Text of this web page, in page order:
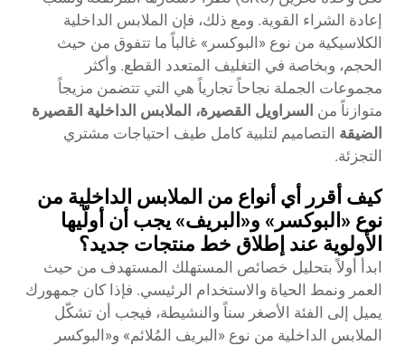
إعادة الشراء القوية. ومع ذلك، فإن الملابس الداخلية
الكلاسيكية من نوع «البوكسر» غالباً ما تتفوق من حيث
الحجم، وبخاصة في التغليف المتعدد القطع. وأكثر
مجموعات الجملة نجاحاً تجارياً هي التي تتضمن مزيجاً
متوازناً من السراويل القصيرة، الملابس الداخلية القصيرة
الضيقة التصاميم لتلبية كامل طيف احتياجات مشتري
التجزئة.
كيف أقرر أي أنواع من الملابس الداخلية من
نوع «البوكسر» و«البريف» يجب أن أولّيها
الأولوية عند إطلاق خط منتجات جديد؟
ابدأ أولاً بتحليل خصائص المستهلك المستهدف من حيث
العمر ونمط الحياة والاستخدام الرئيسي. فإذا كان جمهورك
يميل إلى الفئة الأصغر سناً والنشيطة، فيجب أن تشكّل
الملابس الداخلية من نوع «البريف المُلائم» و«البوكسر